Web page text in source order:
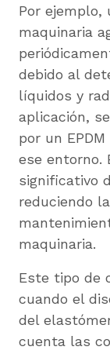
Por ejemplo,
maquinaria
debido al
líquidos y
aplicación,
por un
ese entorno.
significativo
reduciendo
maquinaria.
Este tipo de
cuando el
del
cuenta las